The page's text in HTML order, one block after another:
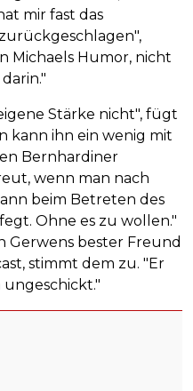
mir fast das
Michaels Humor, nicht
Stärke nicht", fügt
kann ihn ein wenig mit
Bernhardiner
wenn man nach
beim Betreten des
Ohne es zu wollen."
Gerwens bester Freund
stimmt dem zu. "Er
ungeschickt."